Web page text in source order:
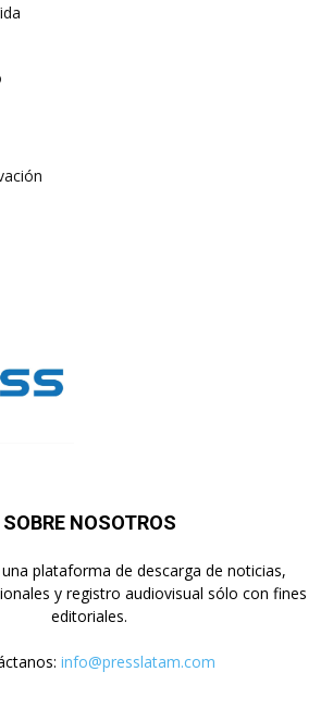
SOBRE NOSOTROS
plataforma de descarga de noticias,
y registro audiovisual sólo con fines
editoriales.
info@presslatam.com